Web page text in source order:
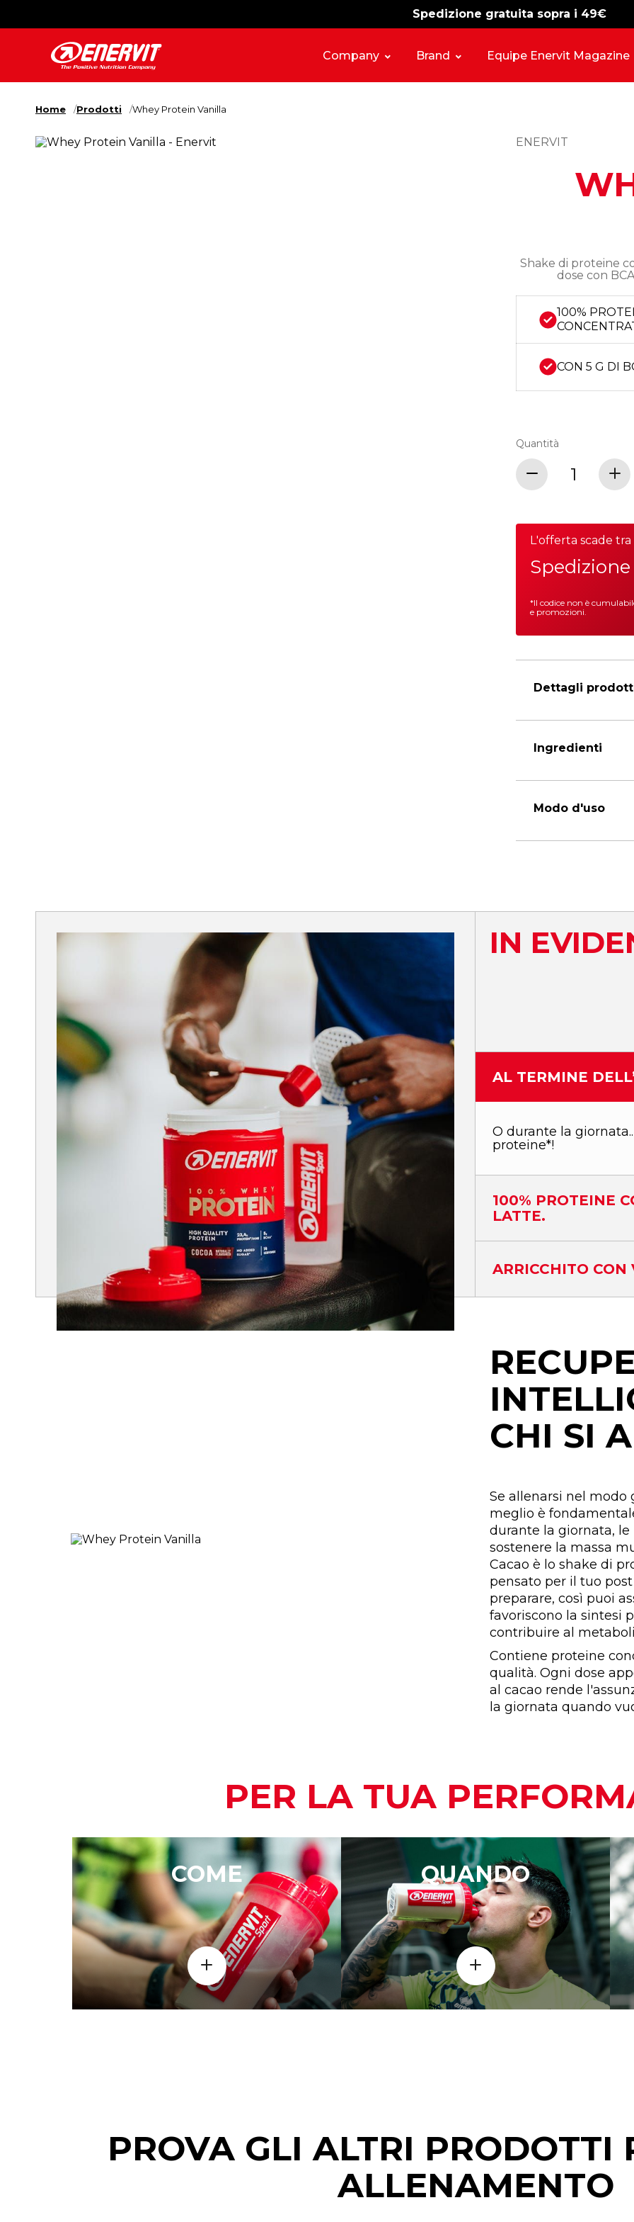
Spedizione gratuita sopra i 49€
-15% free shipping
Company Brand Equipe Enervit Magazine
Home Prodotti Whey Protein Vanilla
ENERVIT
Shake di proteine
dose con
100%
CON 5 G DI
Quantità
L'offerta scade tra
*Il codice non è
e promozioni.
Dettagli
Ingredienti
Modo d'uso
IN
AL TERMINE
O durante la
proteine*!
100% PROTEINE
LATTE.
ARRICCHITO
CHI SI
Se allenarsi nel modo
meglio è
durante la giornata,
sostenere la massa
Cacao è lo shake di
pensato per il tuo
preparare, così puoi
favoriscono la sintesi
contribuire al
Contiene proteine
qualità. Ogni dose
al cacao rende
la giornata quando
PER LA TUA
COME QUANDO
PROVA GLI ALTRI PRODOTTI
ALLENAMENTO